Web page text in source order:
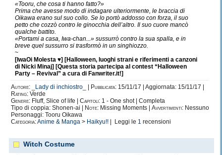
«Tooru, che cosa ti hanno fatto?»
Prima che avesse modo di indagare ulteriormente, le braccia di
Oikawa erano sul suo collo. Se lo portò addosso con forza, il suo
petto che cozzò contro le ginocchia dell’altro. Il suo cuore mancò
qualche battito.
«Portami a casa, Iwa-chan...» sussurrò contro la sua spalla, e in
breve quel sussurro si trasformò in un singhiozzo.
~
[IwaOi Molesta ♥] [Halloween, luoghi strani e riferimenti a canzoni
di Nicki Minaj] [Questa storia partecipa al contest “Halloween
Party – Revival” a cura di Fanwriter.it!]
Autore:
_Lady di inchiostro_ Pubblicata: 15/11/17 | Aggiornata: 15/11/17 |
Rating: Verde
Genere: Fluff, Slice of life | Capitoli: 1 - One shot | Completa
Tipo di coppia: Shonen-ai |
Note: Missing Moments | Avvertimenti: Nessuno
Personaggi: Tooru Oikawa
Categoria:Anime & Manga > Haikyu!! | Leggi le 1 recensioni
Witch Costume